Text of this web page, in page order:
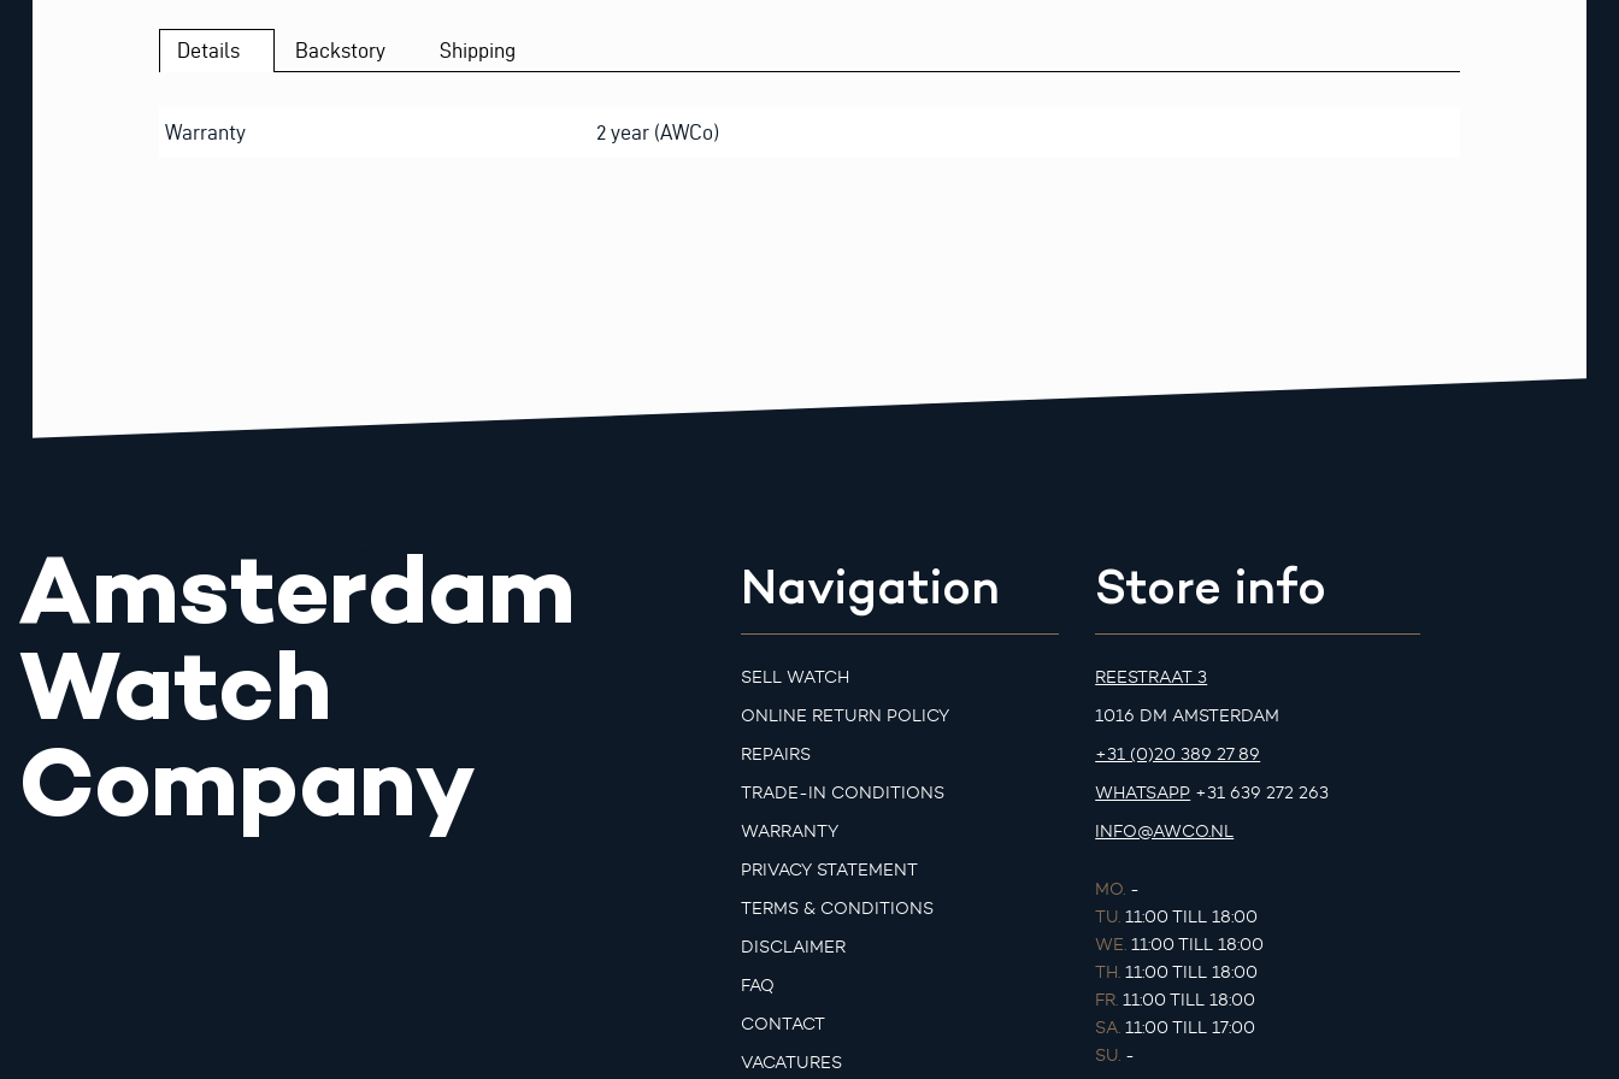
Details Backstory Shipping
Warranty 2 year (AWCo)
Amsterdam
Watch
Company
Navigation
SELL WATCH
ONLINE RETURN POLICY
REPAIRS
TRADE-IN CONDITIONS
WARRANTY
PRIVACY STATEMENT
TERMS & CONDITIONS
DISCLAIMER
FAQ
CONTACT
VACATURES
Store info
REESTRAAT 3
1016 DM AMSTERDAM
+31 (0)20 389 27 89
WHATSAPP +31 639 272 263
INFO@AWCO.NL
MO. -
TU. 11:00 TILL 18:00
WE. 11:00 TILL 18:00
TH. 11:00 TILL 18:00
FR. 11:00 TILL 18:00
SA. 11:00 TILL 17:00
SU. -